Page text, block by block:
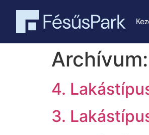
Archívum:
4.
3.